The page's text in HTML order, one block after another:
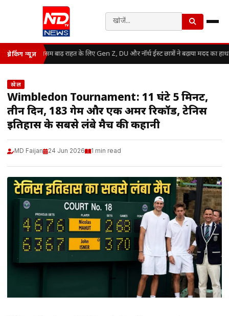
ब्रेकिंग न्यूज़ असम बाढ़ राहत के लिए Gen Z, DU और नॉर्थ ईस्ट छात्रों ने बढ़ाया मदद का हाथ
खेल
Wimbledon Tournament: 11 घंटे 5 मिनट,
तीन दिन, 183 गेम और एक अमर रिकॉर्ड, टेनिस
इतिहास के सबसे लंबे मैच की कहानी
MD Faijan 24 Jun 2026 1 min read